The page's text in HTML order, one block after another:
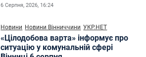
6 Серпня, 2026, 16:24
Новини Новини Вінниччини УКР.НЕТ
«Цілодобова варта» інформує про
ситуацію у комунальній сфері